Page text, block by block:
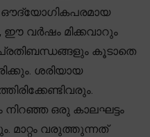
ഔദ്യോഗികപരമായ
ഈ വർഷം മിക്കവാറും
പ്രതിബന്ധങ്ങളും കൂടാതെ
ശരിയായ
ഒരു കാലഘട്ടം
മാറ്റം വരുത്തുന്നത്